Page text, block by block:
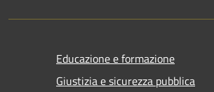
Educazione e formazione
Giustizia e sicurezza pubblica